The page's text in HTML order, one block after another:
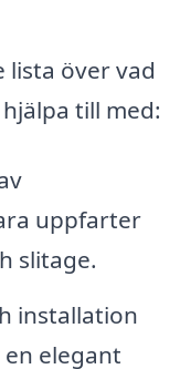
över vad
till med:
uppfarter
slitage.
installation
elegant